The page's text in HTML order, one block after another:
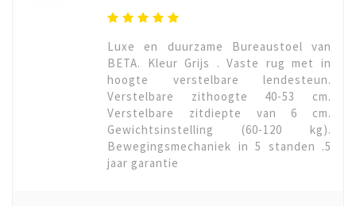
Luxe en duurzame Bureaustoel van
BETA. Kleur Grijs . Vaste rug met in
hoogte verstelbare lendesteun.
Verstelbare zithoogte 40-53 cm.
Verstelbare zitdiepte van 6 cm.
Gewichtsinstelling (60-120 kg).
Bewegingsmechaniek in 5 standen .5
jaar garantie